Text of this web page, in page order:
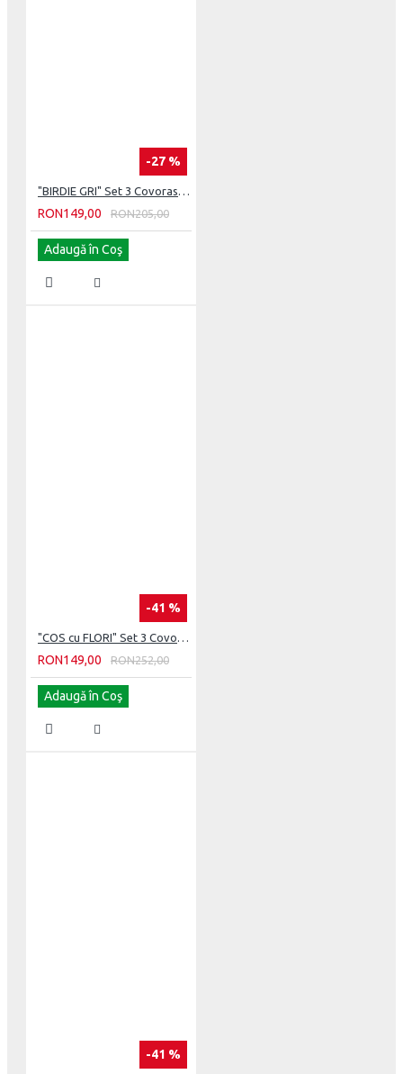
-27 %
RON149,00 RON205,00
Adaugă în Coş
-41 %
RON149,00 RON252,00
Adaugă în Coş
-41 %